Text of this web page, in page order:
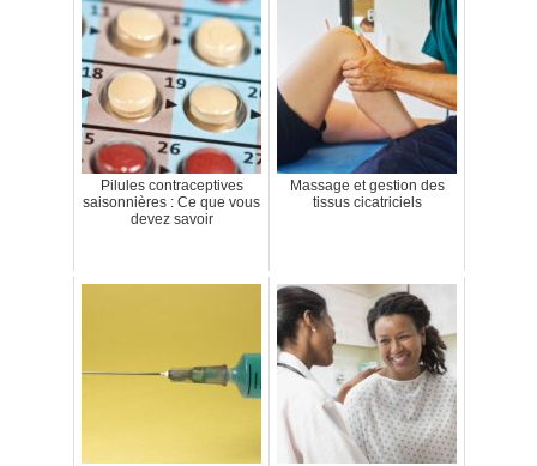
Pilules contraceptives
saisonnières : Ce que vous
devez savoir
Massage et gestion des
tissus cicatriciels